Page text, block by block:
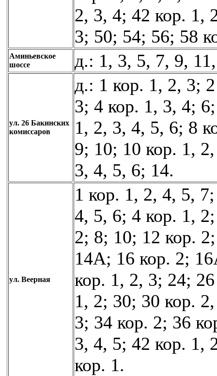
2, 3, 4; 42 кор. 1,
3; 50; 54; 56; 58
Аминьевское
шоссе
д.: 1, 3, 5, 7, 9,
ул. 26 Бакинских
комиссаров
д.: 1 кор. 1, 2, 3;
3; 4 кор. 1, 3, 4;
1, 2, 3, 4, 5, 6; 8
9; 10; 10 кор. 1,
3, 4, 5, 6; 14.
ул. Веерная
1 кор. 1, 2, 4, 5,
4, 5, 6; 4 кор. 1,
2; 8; 10; 12 кор.
14А; 16 кор. 2;
кор. 1, 2, 3; 24;
1, 2; 30; 30 кор.
3; 34 кор. 2; 36
3, 4, 5; 42 кор. 1,
кор. 1.